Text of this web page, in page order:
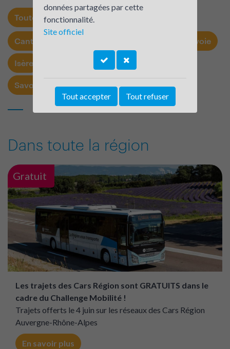
Toute la région Ain
Cantal Haute Savoie
Isère Puy de Dôme
Savoie
Dans toute la région
Gratuit
Les trajets des Cars Région sont GRATUITS dans le
cadre du Challenge Mobilité !
Trajets offerts le 4 juin sur les réseaux des Cars Région
Auvergne-Rhône-Alpes
En savoir plus
données partagées par cette
fonctionnalité.
Site officiel
Tout accepter Tout refuser